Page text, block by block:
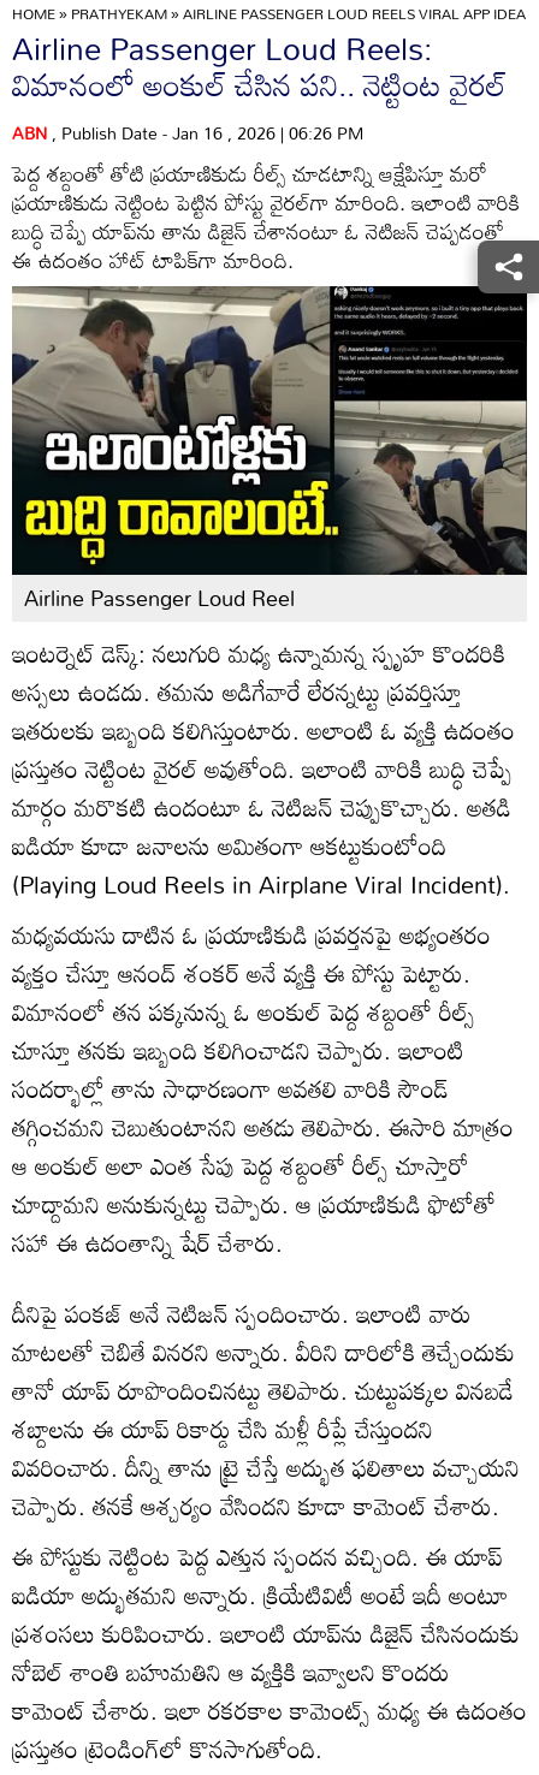
HOME»PRATHYEKAM»AIRLINE PASSENGER LOUD REELS VIRAL APP IDEA
Airline Passenger Loud Reels:
విమానంలో అంకుల్ చేసిన పని.. నెట్టింట వైరల్
ABN, Publish Date - Jan 16 , 2026 | 06:26 PM
పెద్ద శబ్దంతో తోటి ప్రయాణికుడు రీల్స్ చూడటాన్ని ఆక్షేపిస్తూ మరో
ప్రయాణికుడు నెట్టింట పెట్టిన పోస్టు వైరల్‌గా మారింది. ఇలాంటి వారికి
బుద్ధి చెప్పే యాప్‌ను తాను డిజైన్ చేశానంటూ ఓ నెటిజన్ చెప్పడంతో
ఈ ఉదంతం హాట్ టాపిక్‌గా మారింది.
Airline Passenger Loud Reel
ఇంటర్నెట్ డెస్క్: నలుగురి మధ్య ఉన్నామన్న స్పృహ కొందరికి
అస్సలు ఉండదు. తమను అడిగేవారే లేరన్నట్టు ప్రవర్తిస్తూ
ఇతరులకు ఇబ్బంది కలిగిస్తుంటారు. అలాంటి ఓ వ్యక్తి ఉదంతం
ప్రస్తుతం నెట్టింట వైరల్‌‌ అవుతోంది. ఇలాంటి వారికి బుద్ధి చెప్పే
మార్గం మరొకటి ఉందంటూ ఓ నెటిజన్ చెప్పుకొచ్చారు. అతడి
ఐడియా కూడా జనాలను అమితంగా ఆకట్టుకుంటోంది
(Playing Loud Reels in Airplane Viral Incident).
మధ్యవయసు దాటిన ఓ ప్రయాణికుడి ప్రవర్తనపై అభ్యంతరం
వ్యక్తం చేస్తూ ఆనంద్ శంకర్ అనే వ్యక్తి ఈ పోస్టు పెట్టారు.
విమానంలో తన పక్కనున్న ఓ అంకుల్ పెద్ద శబ్దంతో రీల్స్
చూస్తూ తనకు ఇబ్బంది కలిగించాడని చెప్పారు. ఇలాంటి
సందర్భాల్లో తాను సాధారణంగా అవతలి వారికి సౌండ్
తగ్గించమని చెబుతుంటానని అతడు తెలిపారు. ఈసారి మాత్రం
ఆ అంకుల్ అలా ఎంత సేపు పెద్ద శబ్దంతో రీల్స్ చూస్తారో
చూద్దామని అనుకున్నట్టు చెప్పారు. ఆ ప్రయాణికుడి ఫొటోతో
సహా ఈ ఉదంతాన్ని షేర్ చేశారు.
దీనిపై పంకజ్ అనే నెటిజన్ స్పందించారు. ఇలాంటి వారు
మాటలతో చెబితే వినరని అన్నారు. వీరిని దారిలోకి తెచ్చేందుకు
తానో యాప్ రూపొందించినట్టు తెలిపారు. చుట్టుపక్కల వినబడే
శబ్దాలను ఈ యాప్ రికార్డు చేసి మళ్లీ రీప్లే చేస్తుందని
వివరించారు. దీన్ని తాను ట్రై చేస్తే అద్భుత ఫలితాలు వచ్చాయని
చెప్పారు. తనకే ఆశ్చర్యం వేసిందని కూడా కామెంట్ చేశారు.
ఈ పోస్టుకు నెట్టింట పెద్ద ఎత్తున స్పందన వచ్చింది. ఈ యాప్
ఐడియా అద్భుతమని అన్నారు. క్రియేటివిటీ అంటే ఇదీ అంటూ
ప్రశంసలు కురిపించారు. ఇలాంటి యాప్‌ను డిజైన్ చేసినందుకు
నోబెల్ శాంతి బహుమతిని ఆ వ్యక్తికి ఇవ్వాలని కొందరు
కామెంట్ చేశారు. ఇలా రకరకాల కామెంట్స్ మధ్య ఈ ఉదంతం
ప్రస్తుతం ట్రెండింగ్‌లో కొనసాగుతోంది.